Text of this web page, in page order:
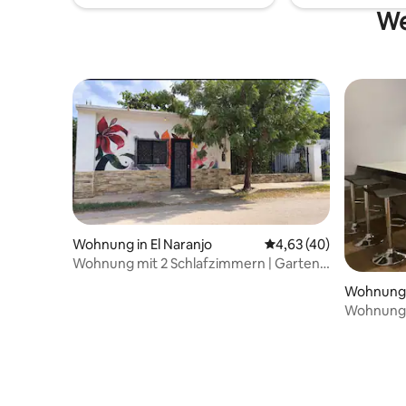
hoffen, dass du ihn in vollen Zügen
Wohnung in El Naranjo Durchschnittliche
4,63 (40)
Wohnung mit 2 Schlafzimmern | Garten,